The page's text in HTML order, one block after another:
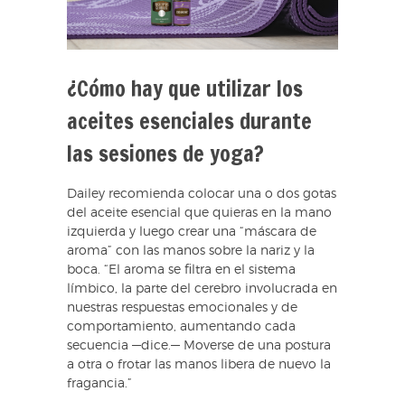
¿Cómo hay que utilizar los
aceites esenciales durante
las sesiones de yoga?
Dailey recomienda colocar una o dos gotas
del aceite esencial que quieras en la mano
izquierda y luego crear una “máscara de
aroma” con las manos sobre la nariz y la
boca. “El aroma se filtra en el sistema
límbico, la parte del cerebro involucrada en
nuestras respuestas emocionales y de
comportamiento, aumentando cada
secuencia —dice.— Moverse de una postura
a otra o frotar las manos libera de nuevo la
fragancia.”